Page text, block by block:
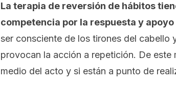
La terapia de reversión de hábitos
competencia por la respuesta y
ser consciente de los tirones del cabello
provocan la acción a repetición. De
medio del acto y si están a punto de